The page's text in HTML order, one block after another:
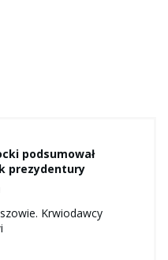
podsumował
prezydentury
Krwiodawcy